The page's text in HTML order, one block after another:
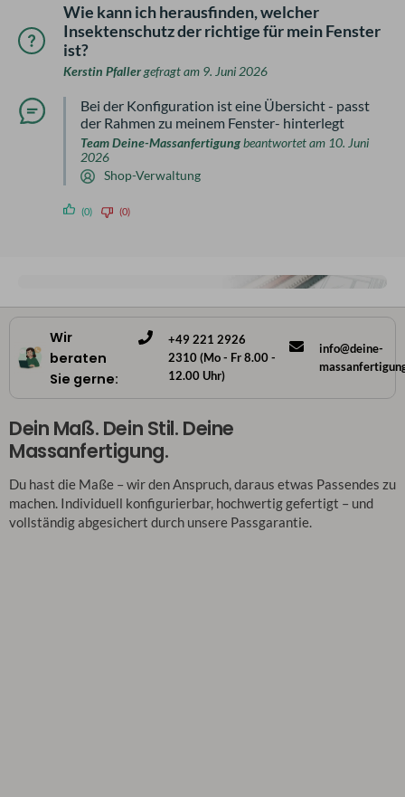
Wie kann ich herausfinden, welcher
Insektenschutz der richtige für mein Fenster
ist?
Kerstin Pfallergefragt am 9. Juni 2026
Bei der Konfiguration ist eine Übersicht - passt
der Rahmen zu meinem Fenster- hinterlegt
Team Deine-Massanfertigungbeantwortet am 10. Juni
2026
Shop-Verwaltung
(0) (0)
Wir
beraten
Sie gerne:
+49 221 2926
2310 (Mo - Fr 8.00 -
12.00 Uhr)
info@deine-
Dein Maß. Dein Stil. Deine
Massanfertigung.
Du hast die Maße – wir den Anspruch, daraus etwas Passendes zu
machen. Individuell konfigurierbar, hochwertig gefertigt – und
vollständig abgesichert durch unsere Passgarantie.